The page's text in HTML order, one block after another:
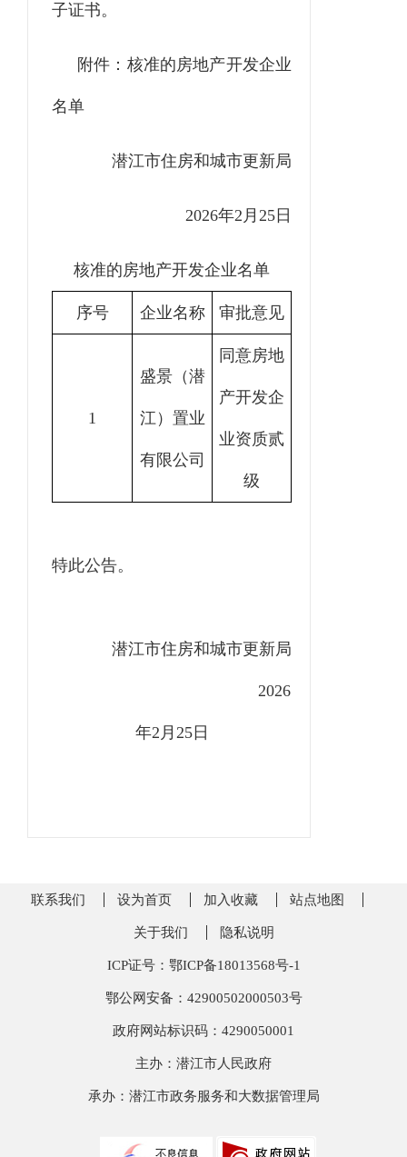
子证书。
附件：核准的房地产开发企业
名单
潜江市住房和城市更新局
2026年2 月 25 日
核准的房地产开发企业名单
序号 企业名称 审批意见
1
盛景（潜
江）置业
有限公司
同意房地
产开发企
业资质贰
级
特此公告。
潜江市住房和城市更新局
2026
年2 月 25日
联系我们 设为首页 加入收藏 站点地图
关于我们 隐私说明
ICP证号：鄂ICP备18013568号-1
鄂公网安备：42900502000503号
政府网站标识码：4290050001
主办：潜江市人民政府
承办：潜江市政务服务和大数据管理局